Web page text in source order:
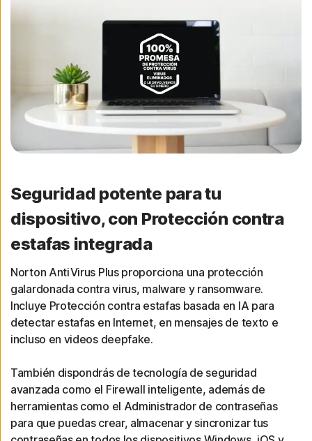
Seguridad potente para tu
dispositivo, con Protección contra
estafas integrada
Norton AntiVirus Plus proporciona una protección
galardonada contra virus, malware y ransomware.
Incluye Protección contra estafas basada en IA para
detectar estafas en Internet, en mensajes de texto e
incluso en videos deepfake.
También dispondrás de tecnología de seguridad
avanzada como el Firewall inteligente, además de
herramientas como el Administrador de contraseñas
para que puedas crear, almacenar y sincronizar tus